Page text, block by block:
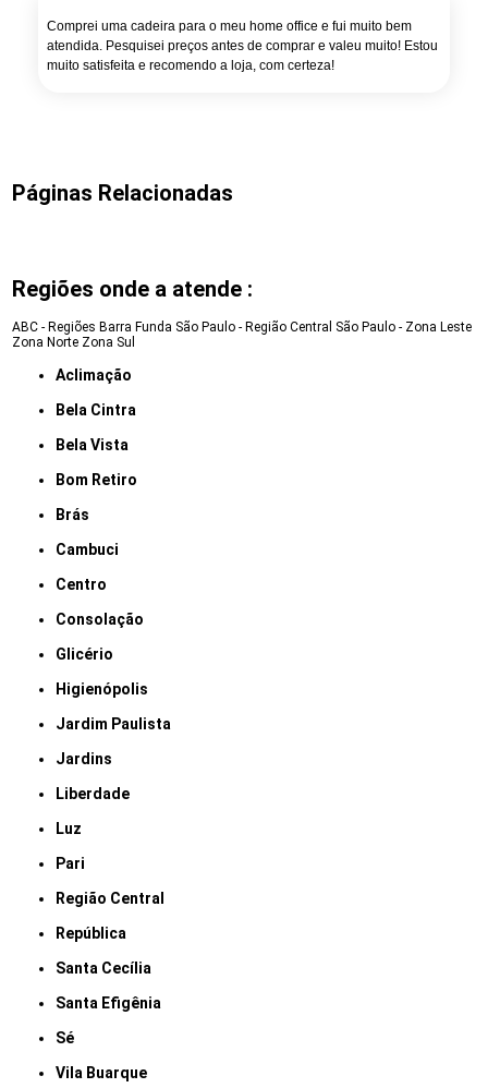
Comprei uma cadeira para o meu home office e fui muito bem
atendida. Pesquisei preços antes de comprar e valeu muito! Estou
muito satisfeita e recomendo a loja, com certeza!
Páginas Relacionadas
Regiões onde a atende :
ABC - Regiões Barra Funda São Paulo - Região Central São Paulo - Zona Leste
Zona Norte Zona Sul
Aclimação
Bela Cintra
Bela Vista
Bom Retiro
Brás
Cambuci
Centro
Consolação
Glicério
Higienópolis
Jardim Paulista
Jardins
Liberdade
Luz
Pari
Região Central
República
Santa Cecília
Santa Efigênia
Sé
Vila Buarque